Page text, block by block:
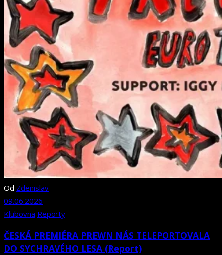
Od Zdenislav
09.06.2026
Klubovna Reporty
ČESKÁ PREMIÉRA PREWN NÁS TELEPORTOVALA
DO SYCHRAVÉHO LESA (Report)